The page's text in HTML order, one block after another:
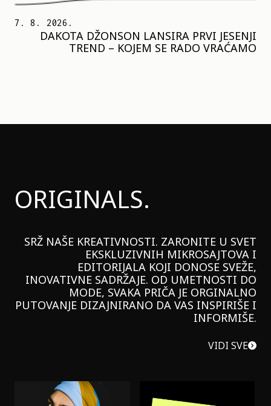
7. 8. 2026.
DAKOTA DŽONSON LANSIRA PRVI JESENJI
TREND – KOJEM SE RADO VRAĆAMO
ORIGINALS.
SRŽ NAŠE KREATIVNOSTI. ZARONITE U SVET
EKSKLUZIVNIH MIKROSAJTOVA I
EDITORIJALA KOJI DONOSE SVEŽE,
INOVATIVNE SADRŽAJE. OD UMETNOSTI DO
MODE, SVAKA PRIČA JE ORGINALNO
PUTOVANJE DIZAJNIRANO DA VAS INSPIRIŠE I
INFORMIŠE.
VIDI SVE